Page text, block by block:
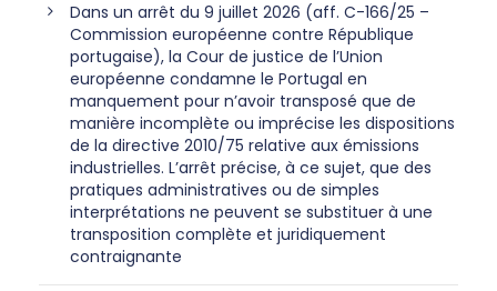
Dans un arrêt du 9 juillet 2026 (aff. C-166/25 –
Commission européenne contre République
portugaise), la Cour de justice de l’Union
européenne condamne le Portugal en
manquement pour n’avoir transposé que de
manière incomplète ou imprécise les dispositions
de la directive 2010/75 relative aux émissions
industrielles. L’arrêt précise, à ce sujet, que des
pratiques administratives ou de simples
interprétations ne peuvent se substituer à une
transposition complète et juridiquement
contraignante